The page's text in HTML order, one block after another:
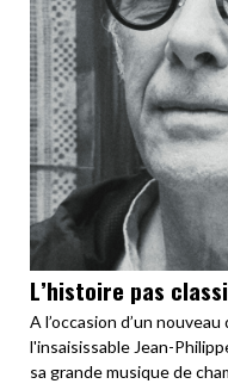
L’histoire pas
A l’occasion d’un
l'insaisissable Jean-
sa grande musique de